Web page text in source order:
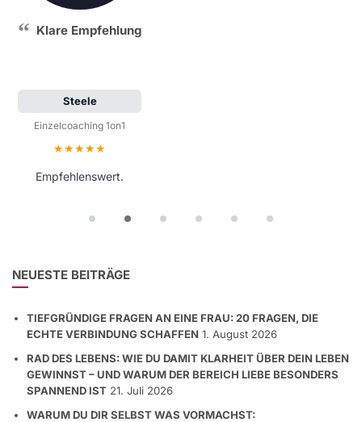
Klare Empfehlung
Steele
Einzelcoaching 1on1
Bewertung: 5 von 5 Sternen
Empfehlenswert.
NEUESTE BEITRÄGE
TIEFGRÜNDIGE FRAGEN AN EINE FRAU: 20 FRAGEN, DIE
ECHTE VERBINDUNG SCHAFFEN 1. August 2026
RAD DES LEBENS: WIE DU DAMIT KLARHEIT ÜBER DEIN LEBEN
GEWINNST – UND WARUM DER BEREICH LIEBE BESONDERS
SPANNEND IST 21. Juli 2026
WARUM DU DIR SELBST WAS VORMACHST: